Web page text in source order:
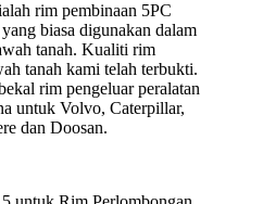
rim pembinaan 5PC
biasa digunakan dalam
tanah. Kualiti rim
tanah kami telah terbukti.
rim pengeluar peralatan
untuk Volvo, Caterpillar,
dan Doosan.